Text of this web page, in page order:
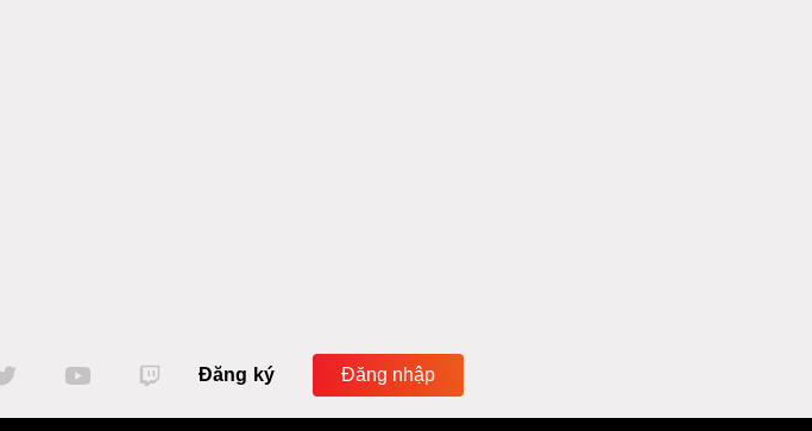
Đăng ký Đăng nhập